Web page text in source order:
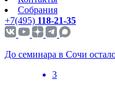
Собрания
+7(495) 118-21-35
До семинара в Сочи
3